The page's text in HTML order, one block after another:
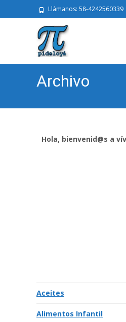
Llámanos: 58-4242560339
Archivo
Hola, bienvenid@s a
Aceites
Alimentos Infantil